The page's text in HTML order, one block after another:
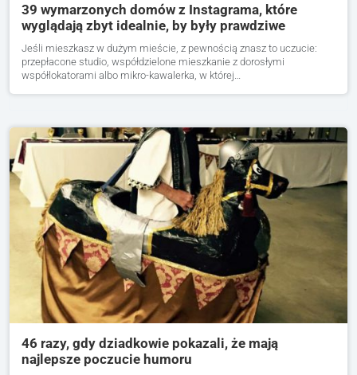
39 wymarzonych domów z Instagrama, które
wyglądają zbyt idealnie, by były prawdziwe
Jeśli mieszkasz w dużym mieście, z pewnością znasz to uczucie:
przepłacone studio, współdzielone mieszkanie z dorosłymi
współlokatorami albo mikro-kawalerka, w której…
46 razy, gdy dziadkowie pokazali, że mają
najlepsze poczucie humoru